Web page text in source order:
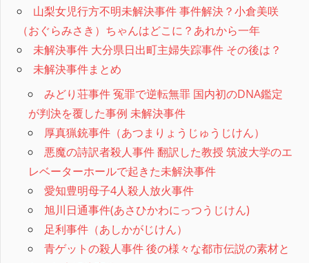
山梨女児行方不明未解決事件 事件解決？小倉美咲
（おぐらみさき）ちゃんはどこに？あれから一年
未解決事件 大分県日出町主婦失踪事件 その後は？
未解決事件まとめ
みどり荘事件 冤罪で逆転無罪 国内初のDNA鑑定
が判決を覆した事例 未解決事件
厚真猟銃事件（あつまりょうじゅうじけん）
悪魔の詩訳者殺人事件 翻訳した教授 筑波大学のエ
レベーターホールで起きた未解決事件
愛知豊明母子4人殺人放火事件
旭川日通事件(あさひかわにっつうじけん)
足利事件（あしかがじけん）
青ゲットの殺人事件 後の様々な都市伝説の素材と